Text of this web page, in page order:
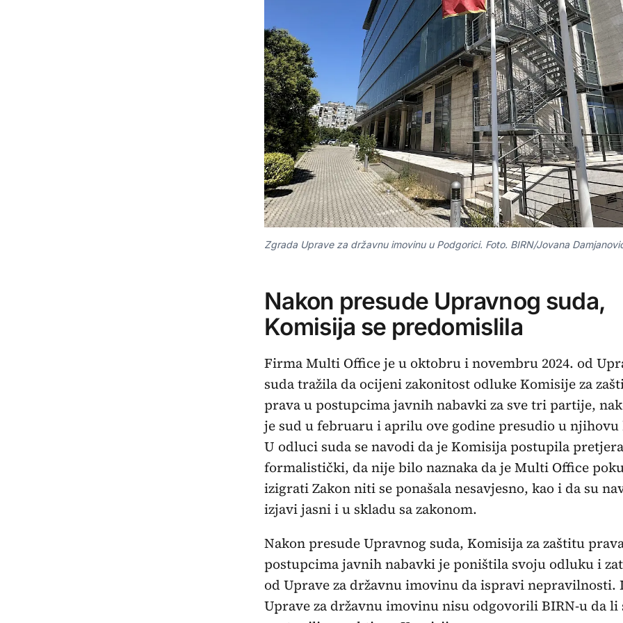
Zgrada Uprave za državnu imovinu u Podgorici. Foto. BIRN/Jovana
Nakon presude Upravnog suda,
Komisija se predomislila
Firma Multi Office je u oktobru i novembru 2024. od
suda tražila da ocijeni zakonitost odluke Komisije za
prava u postupcima javnih nabavki za sve tri partije,
je sud u februaru i aprilu ove godine presudio u
U odluci suda se navodi da je Komisija postupila
formalistički, da nije bilo naznaka da je Multi Office
izigrati Zakon niti se ponašala nesavjesno, kao i da su
izjavi jasni i u skladu sa zakonom.
Nakon presude Upravnog suda, Komisija za zaštitu
postupcima javnih nabavki je poništila svoju odluku i
od Uprave za državnu imovinu da ispravi nepravilnosti.
Uprave za državnu imovinu nisu odgovorili BIRN-u da li